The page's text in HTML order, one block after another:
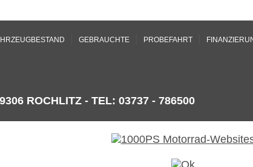
GEBRAUCHTE PROBEFAHRT
ROCHLITZ - TEL: 03737 - 786500